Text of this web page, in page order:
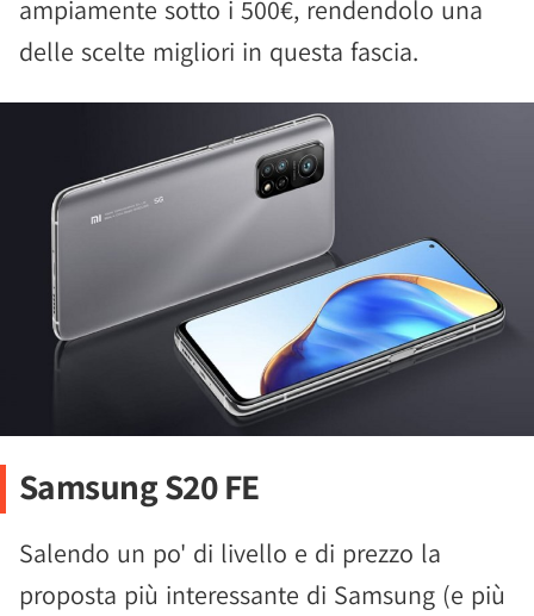
ampiamente sotto i 500€, rendendolo una
delle scelte migliori in questa fascia.
Samsung S20 FE
Salendo un po' di livello e di prezzo la
proposta più interessante di Samsung (e più